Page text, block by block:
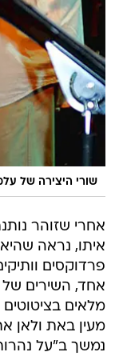
שורי היצירה של
אחרי שזוהר
איתו, נראה
פרדוקסים
אחד, השירים
מלאים בציטוטים
מעין באת ולאן
נמשך ב"על